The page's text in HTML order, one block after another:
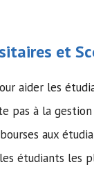
et
aider les
pas à la
aux
étudiants les